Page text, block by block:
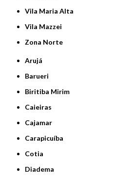
Vila Maria Alta
Vila Mazzei
Zona Norte
Arujá
Barueri
Biritiba Mirim
Caieiras
Cajamar
Carapicuíba
Cotia
Diadema